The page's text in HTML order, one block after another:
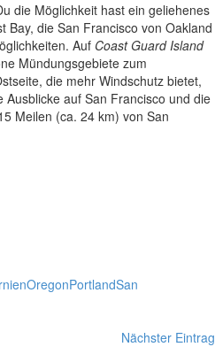
die Möglichkeit hast ein geliehenes
Bay, die San Francisco von Oakland
Auf Coast Guard Island
Mündungsgebiete zum
die mehr Windschutz bietet,
auf San Francisco und die
Meilen (ca. 24 km) von San
OregonPortlandSan
Nächster Eintrag